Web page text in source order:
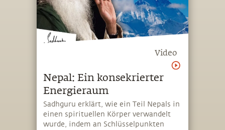
Video
Nepal: Ein konsekrierter
Energieraum
Sadhguru erklärt, wie ein Teil Nepals in
einen spirituellen Körper verwandelt
wurde, indem an Schlüsselpunkten